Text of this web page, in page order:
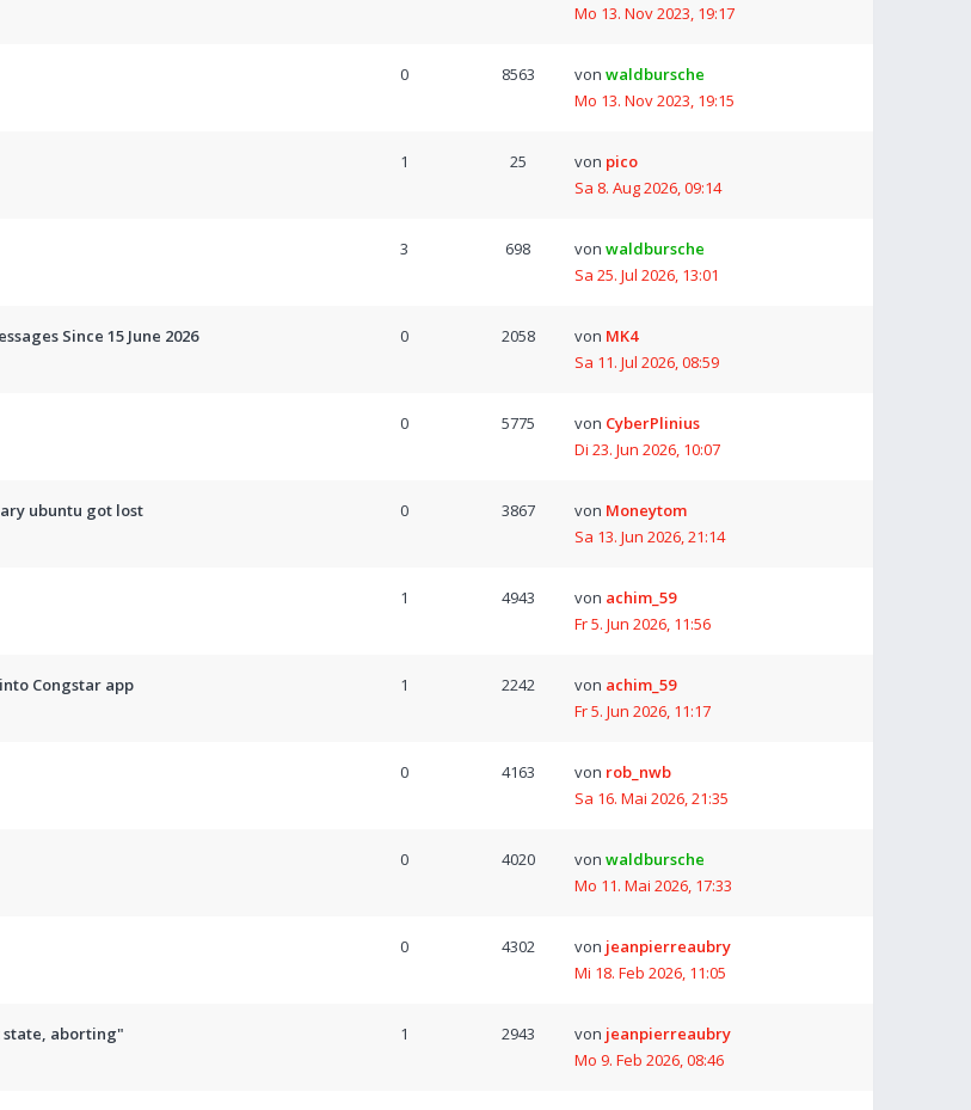
Mo 13. Nov 2023, 19:17
0 8563 von waldbursche
Mo 13. Nov 2023, 19:15
1 25 von pico
Sa 8. Aug 2026, 09:14
3 698 von waldbursche
Sa 25. Jul 2026, 13:01
Since 15 June 2026
0 2058 von MK4
Sa 11. Jul 2026, 08:59
0 5775 von CyberPlinius
Di 23. Jun 2026, 10:07
ubuntu got lost
0 3867 von Moneytom
Sa 13. Jun 2026, 21:14
1 4943 von achim_59
Fr 5. Jun 2026, 11:56
Congstar app
1 2242 von achim_59
Fr 5. Jun 2026, 11:17
0 4163 von rob_nwb
Sa 16. Mai 2026, 21:35
0 4020 von waldbursche
Mo 11. Mai 2026, 17:33
0 4302 von jeanpierreaubry
Mi 18. Feb 2026, 11:05
state, aborting"
1 2943 von jeanpierreaubry
Mo 9. Feb 2026, 08:46